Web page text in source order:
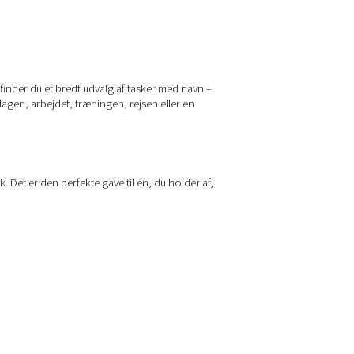
du et bredt udvalg af tasker med navn –
arbejdet, træningen, rejsen eller en
Det er den perfekte gave til én, du holder af,